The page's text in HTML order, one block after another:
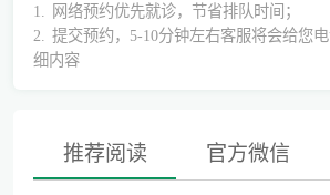
1.
网络预约优先就诊，节省排队时间；
2.
提交预约，5-10分钟左右客服将会给您
细内容
推荐阅读 官方微信